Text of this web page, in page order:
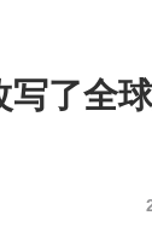
写了全